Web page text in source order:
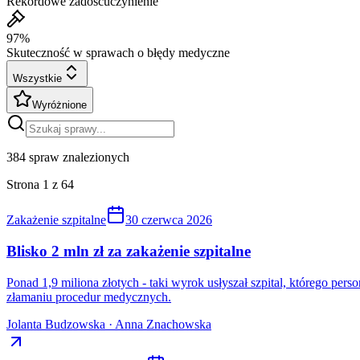
97%
Skuteczność w sprawach o błędy medyczne
Wszystkie
Wyróżnione
384 spraw znalezionych
Strona 1 z 64
Zakażenie szpitalne 30 czerwca 2026
Blisko 2 mln zł za zakażenie szpitalne
Ponad 1,9 miliona złotych - taki wyrok usłyszał szpital, którego
złamaniu procedur medycznych.
Jolanta Budzowska · Anna Znachowska